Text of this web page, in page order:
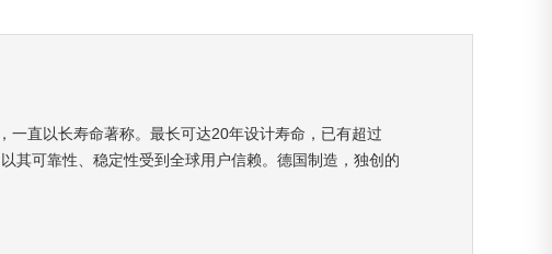
直以长寿命著称。最长可达20年设计寿命，已有超过
其可靠性、稳定性受到全球用户信赖。德国制造，独创的